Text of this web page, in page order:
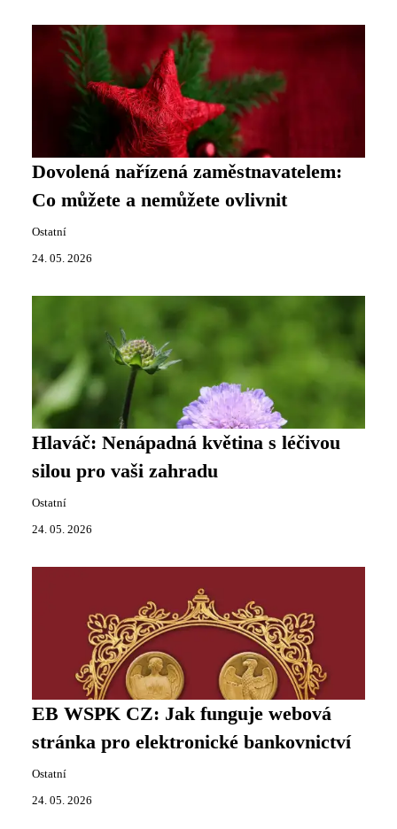
Dovolená nařízená zaměstnavatelem:
Co můžete a nemůžete ovlivnit
Ostatní
24. 05. 2026
Hlaváč: Nenápadná květina s léčivou
silou pro vaši zahradu
Ostatní
24. 05. 2026
EB WSPK CZ: Jak funguje webová
stránka pro elektronické bankovnictví
Ostatní
24. 05. 2026